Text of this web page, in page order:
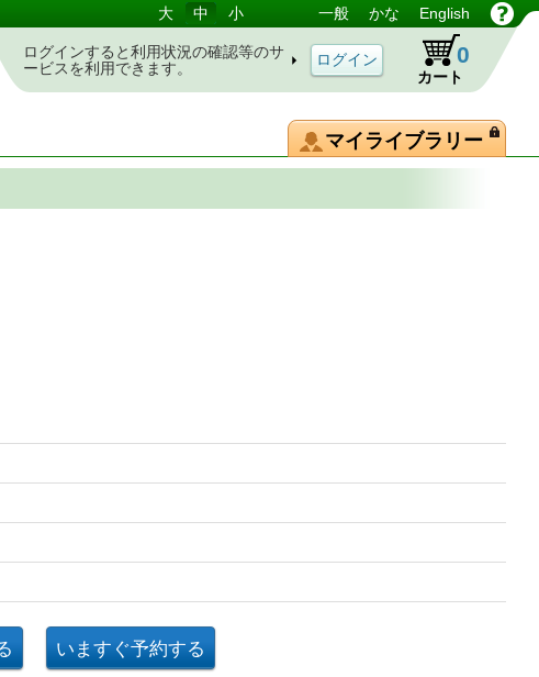
大 中 小 一般 かな English
ログインすると利用状況の確認等のサ
ービスを利用できます。
カート
0
マイライブラリー